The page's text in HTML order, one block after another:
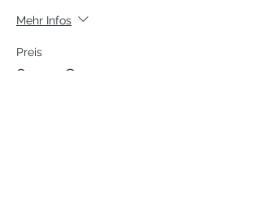
Mehr Infos
Preis
85,00 €